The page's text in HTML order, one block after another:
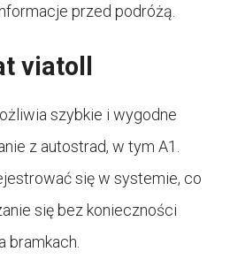
przed podróżą.
viatoll
szybkie i wygodne
z autostrad, w tym A1.
się w systemie, co
się bez konieczności
bramkach.